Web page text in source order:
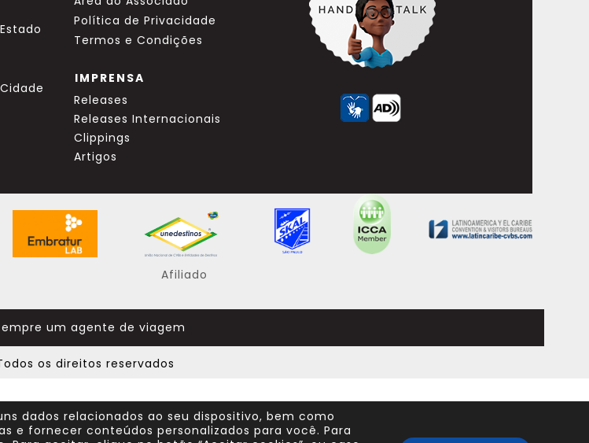
Política de Privacidade
Termos e Condições
IMPRENSA
Releases
Releases Internacionais
Clippings
Artigos
Afiliado
um agente de viagem
os direitos reservados
dados relacionados ao seu dispositivo, bem como
e fornecer conteúdos personalizados para você. Para